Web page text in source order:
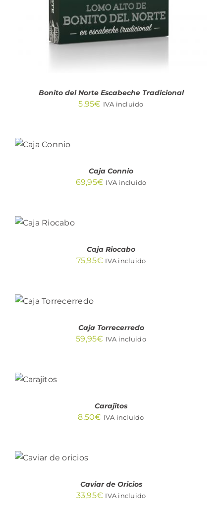
Bonito del Norte Escabeche Tradicional
5,95€ IVA incluido
CARRITO
Caja Connio
69,95€ IVA incluido
CARRITO
Caja Riocabo
75,95€ IVA incluido
CARRITO
Caja Torrecerredo
59,95€ IVA incluido
CARRITO
Carajitos
8,50€ IVA incluido
CARRITO
Caviar de Oricios
33,95€ IVA incluido